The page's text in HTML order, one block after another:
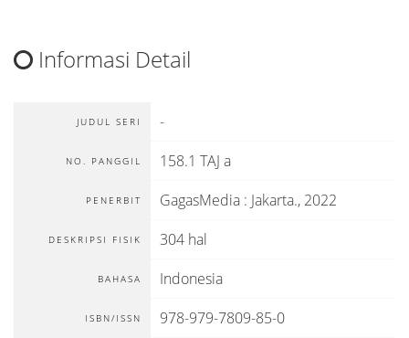
Informasi Detail
JUDUL SERI -
NO. PANGGIL 158.1 TAJ a
PENERBIT GagasMedia : Jakarta., 2022
DESKRIPSI FISIK 304 hal
BAHASA Indonesia
ISBN/ISSN 978-979-7809-85-0